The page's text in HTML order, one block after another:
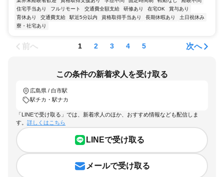
住宅手当あり
フルリモート 交通費全額支給 研修あり 在宅OK
賞与あり
育休あり
交通費支給 駅近5分以内 資格取得手当あり 長期休暇あり
土日祝休み
寮・社宅あり
前へ 1 2 3 4 5 次へ
この条件の新着求人を受け取る
広島県 / 白市駅
駅チカ・駅ナカ
「LINEで受け取る」では、新着求人のほか、おすすめ情報なども配信しま
す。 詳しくはこちら
LINEで受け取る
メールで受け取る